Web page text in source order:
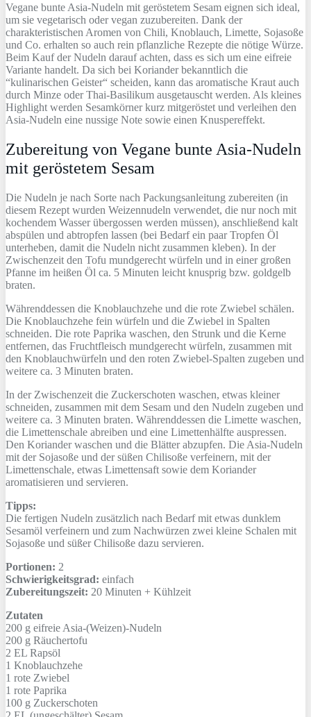
Vegane bunte Asia-Nudeln mit geröstetem Sesam eignen sich ideal,
um sie vegetarisch oder vegan zuzubereiten. Dank der
charakteristischen Aromen von Chili, Knoblauch, Limette, Sojasoße
und Co. erhalten so auch rein pflanzliche Rezepte die nötige Würze.
Beim Kauf der Nudeln darauf achten, dass es sich um eine eifreie
Variante handelt. Da sich bei Koriander bekanntlich die
“kulinarischen Geister“ scheiden, kann das aromatische Kraut auch
durch Minze oder Thai-Basilikum ausgetauscht werden. Als kleines
Highlight werden Sesamkörner kurz mitgeröstet und verleihen den
Asia-Nudeln eine nussige Note sowie einen Knuspereffekt.
Zubereitung von Vegane bunte Asia-Nudeln
mit geröstetem Sesam
Die Nudeln je nach Sorte nach Packungsanleitung zubereiten (in
diesem Rezept wurden Weizennudeln verwendet, die nur noch mit
kochendem Wasser übergossen werden müssen), anschließend kalt
abspülen und abtropfen lassen (bei Bedarf ein paar Tropfen Öl
unterheben, damit die Nudeln nicht zusammen kleben). In der
Zwischenzeit den Tofu mundgerecht würfeln und in einer großen
Pfanne im heißen Öl ca. 5 Minuten leicht knusprig bzw. goldgelb
braten.
Währenddessen die Knoblauchzehe und die rote Zwiebel schälen.
Die Knoblauchzehe fein würfeln und die Zwiebel in Spalten
schneiden. Die rote Paprika waschen, den Strunk und die Kerne
entfernen, das Fruchtfleisch mundgerecht würfeln, zusammen mit
den Knoblauchwürfeln und den roten Zwiebel-Spalten zugeben und
weitere ca. 3 Minuten braten.
In der Zwischenzeit die Zuckerschoten waschen, etwas kleiner
schneiden, zusammen mit dem Sesam und den Nudeln zugeben und
weitere ca. 3 Minuten braten. Währenddessen die Limette waschen,
die Limettenschale abreiben und eine Limettenhälfte auspressen.
Den Koriander waschen und die Blätter abzupfen. Die Asia-Nudeln
mit der Sojasoße und der süßen Chilisoße verfeinern, mit der
Limettenschale, etwas Limettensaft sowie dem Koriander
aromatisieren und servieren.
Tipps:
Die fertigen Nudeln zusätzlich nach Bedarf mit etwas dunklem
Sesamöl verfeinern und zum Nachwürzen zwei kleine Schalen mit
Sojasoße und süßer Chilisoße dazu servieren.
Portionen: 2
Schwierigkeitsgrad: einfach
Zubereitungszeit: 20 Minuten + Kühlzeit
Zutaten
200 g eifreie Asia-(Weizen)-Nudeln
200 g Räuchertofu
2 EL Rapsöl
1 Knoblauchzehe
1 rote Zwiebel
1 rote Paprika
100 g Zuckerschoten